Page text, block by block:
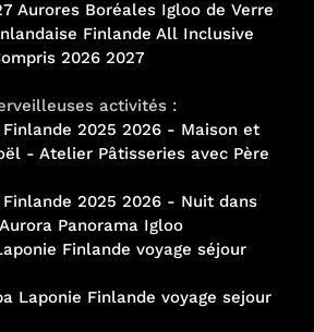
Aurores Boréales Igloo de Verre
Finlande All Inclusive
2026 2027
activités :
Finlande 2025 2026 - Maison et
- Atelier Pâtisseries avec Père
Finlande 2025 2026 - Nuit dans
Panorama Igloo
Finlande voyage séjour
Laponie Finlande voyage sejour